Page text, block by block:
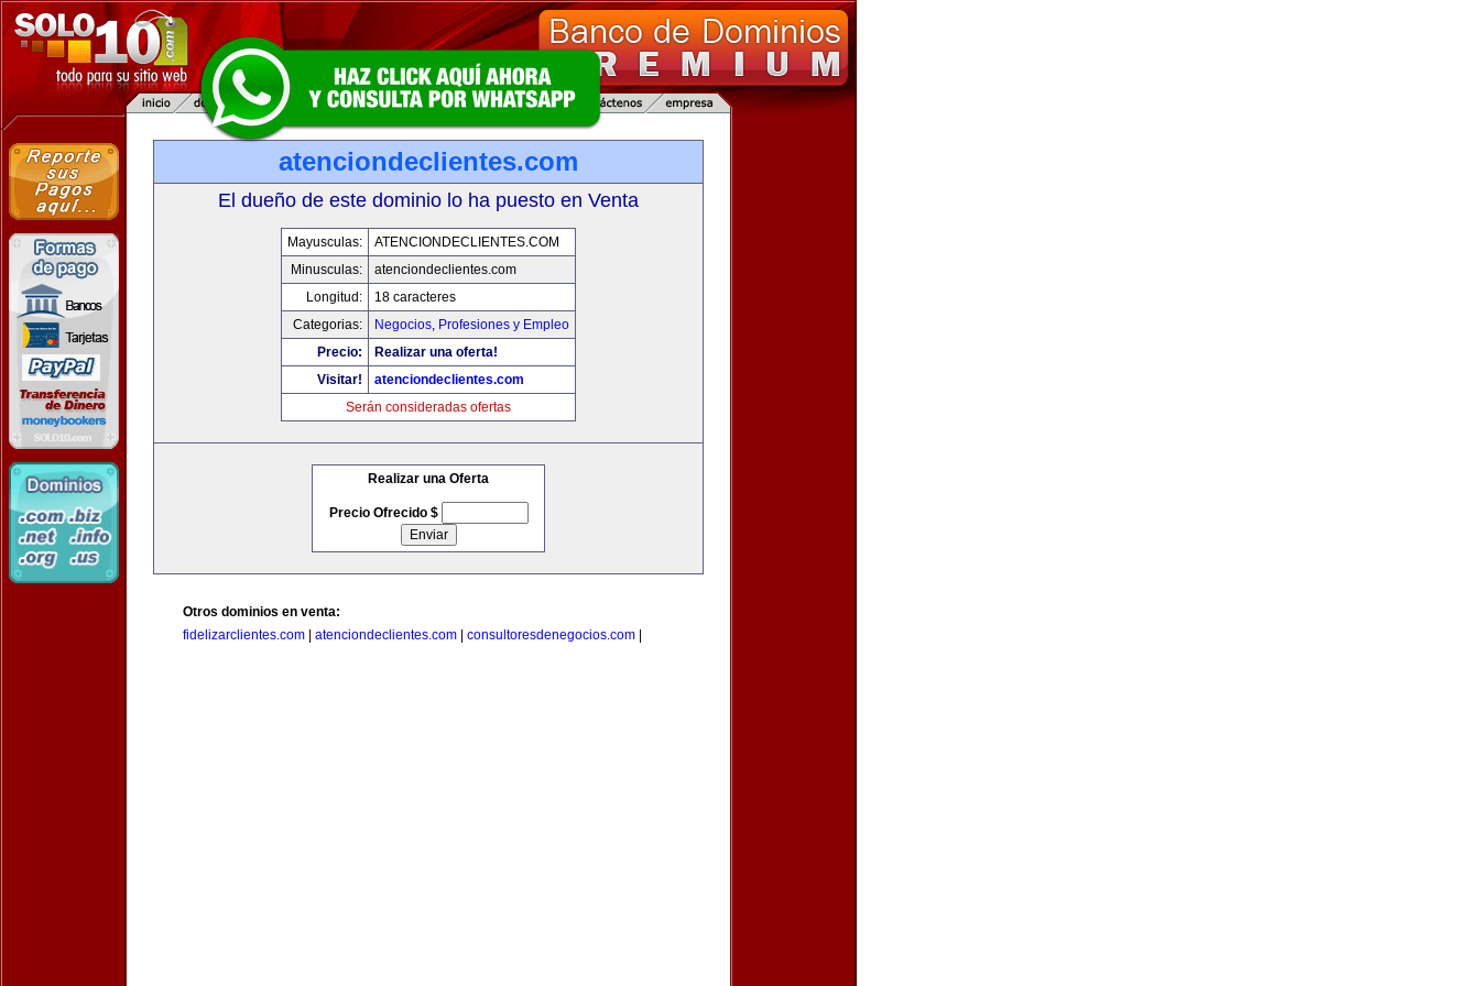
atenciondeclientes.com
El dueño de este dominio lo ha puesto en Venta
Mayusculas:
ATENCIONDECLIENTES.COM
Minusculas:
atenciondeclientes.com
Longitud:
18 caracteres
Categorias:
Negocios, Profesiones y Empleo
Precio:
Realizar una oferta!
Visitar!
atenciondeclientes.com
Serán consideradas ofertas
Realizar una Oferta
Precio Ofrecido $
Otros dominios en venta:
fidelizarclientes.com
atenciondeclientes.com consultoresdenegocios.com